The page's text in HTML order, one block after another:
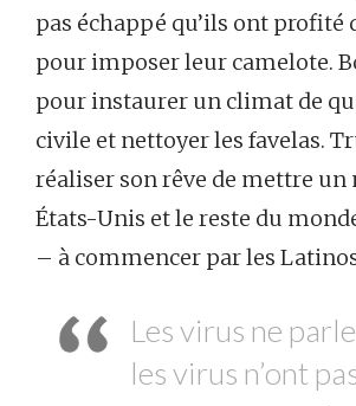
pas échappé qu’ils ont profité
pour imposer leur camelote.
pour instaurer un climat de
civile et nettoyer les favelas.
réaliser son rêve de mettre un
États-Unis et le reste du
– à commencer par les
Les virus ne
les virus n’ont